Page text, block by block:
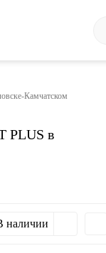
Камчатском
PLUS в
наличии